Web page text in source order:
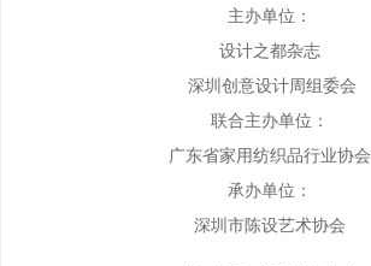
主办单位：
设计之都杂志
深圳创意设计周组委会
联合主办单位：
广东省家用纺织品行业协会
承办单位：
深圳市陈设艺术协会